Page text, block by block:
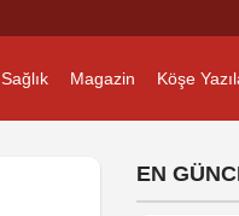
Sağlık Magazin Köşe
EN